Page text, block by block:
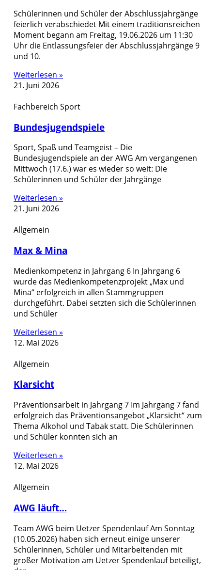
Schülerinnen und Schüler der Abschlussjahrgänge
feierlich verabschiedet Mit einem traditionsreichen
Moment begann am Freitag, 19.06.2026 um 11:30
Uhr die Entlassungsfeier der Abschlussjahrgänge 9
und 10.
Weiterlesen »
21. Juni 2026
Fachbereich Sport
Bundesjugendspiele
Sport, Spaß und Teamgeist – Die
Bundesjugendspiele an der AWG Am vergangenen
Mittwoch (17.6.) war es wieder so weit: Die
Schülerinnen und Schüler der Jahrgänge
Weiterlesen »
21. Juni 2026
Allgemein
Max & Mina
Medienkompetenz in Jahrgang 6 In Jahrgang 6
wurde das Medienkompetenzprojekt „Max und
Mina“ erfolgreich in allen Stammgruppen
durchgeführt. Dabei setzten sich die Schülerinnen
und Schüler
Weiterlesen »
12. Mai 2026
Allgemein
Klarsicht
Präventionsarbeit in Jahrgang 7 Im Jahrgang 7 fand
erfolgreich das Präventionsangebot „Klarsicht“ zum
Thema Alkohol und Tabak statt. Die Schülerinnen
und Schüler konnten sich an
Weiterlesen »
12. Mai 2026
Allgemein
AWG läuft…
Team AWG beim Uetzer Spendenlauf Am Sonntag
(10.05.2026) haben sich erneut einige unserer
Schülerinnen, Schüler und Mitarbeitenden mit
großer Motivation am Uetzer Spendenlauf beteiligt,